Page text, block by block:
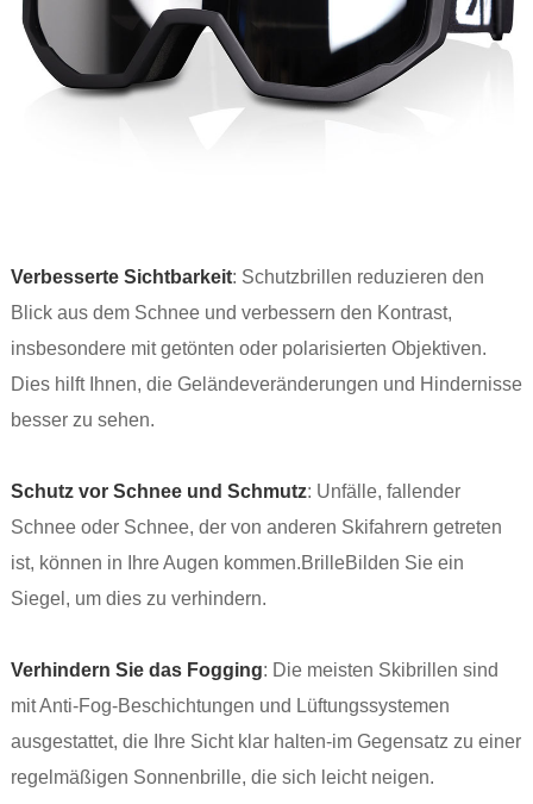
Verbesserte Sichtbarkeit: Schutzbrillen reduzieren den
Blick aus dem Schnee und verbessern den Kontrast,
insbesondere mit getönten oder polarisierten Objektiven.
Dies hilft Ihnen, die Geländeveränderungen und Hindernisse
besser zu sehen.
Schutz vor Schnee und Schmutz: Unfälle, fallender
Schnee oder Schnee, der von anderen Skifahrern getreten
ist, können in Ihre Augen kommen.BrilleBilden Sie ein
Siegel, um dies zu verhindern.
Verhindern Sie das Fogging: Die meisten Skibrillen sind
mit Anti-Fog-Beschichtungen und Lüftungssystemen
ausgestattet, die Ihre Sicht klar halten-im Gegensatz zu einer
regelmäßigen Sonnenbrille, die sich leicht neigen.